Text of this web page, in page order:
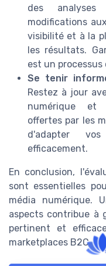
des analyses
modifications
visibilité et à la
les résultats.
est un
Se tenir
Restez à jour
numérique et
offertes par les
d'adapter
efficacement.
En conclusion,
sont essentielles
média numérique.
aspects contribue à
pertinent et
marketplaces B2C.